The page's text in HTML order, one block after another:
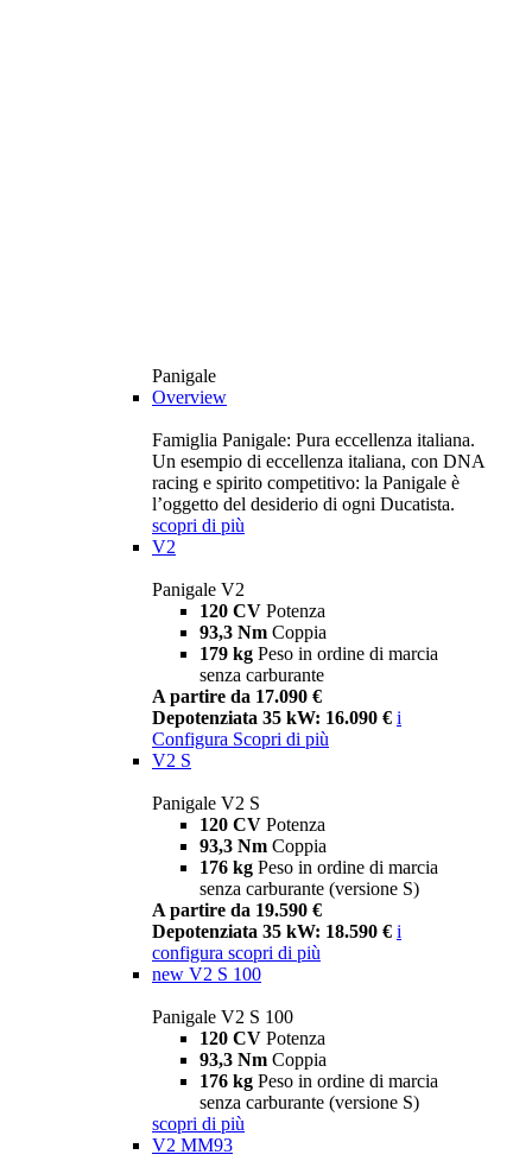
Panigale
Overview
Famiglia Panigale: Pura eccellenza italiana.
Un esempio di eccellenza italiana, con DNA
racing e spirito competitivo: la Panigale è
l’oggetto del desiderio di ogni Ducatista.
scopri di più
V2
Panigale V2
120 CV Potenza
93,3 Nm Coppia
179 kg Peso in ordine di marcia
senza carburante
A partire da 17.090 €
Depotenziata 35 kW: 16.090 € i
Configura Scopri di più
V2 S
Panigale V2 S
120 CV Potenza
93,3 Nm Coppia
176 kg Peso in ordine di marcia
senza carburante (versione S)
A partire da 19.590 €
Depotenziata 35 kW: 18.590 € i
configura scopri di più
new V2 S 100
Panigale V2 S 100
120 CV Potenza
93,3 Nm Coppia
176 kg Peso in ordine di marcia
senza carburante (versione S)
scopri di più
V2 MM93